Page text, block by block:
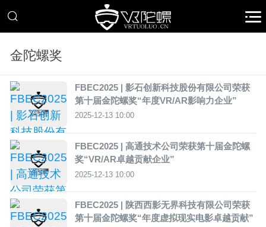
金陀螺奖
FBEC2025 | 影石创新科技股份有限公司荣获
第十届金陀螺奖“年度VR/AR影响力企业”
2025-12-13 10:00
FBEC2025 | 高通技术公司荣获第十届金陀螺
奖“VR/AR卓越贡献企业”
2025-12-13 10:00
FBEC2025 | 陕西西影无界科技有限公司荣获
第十届金陀螺奖“年度虚拟现实电影卓越贡献”